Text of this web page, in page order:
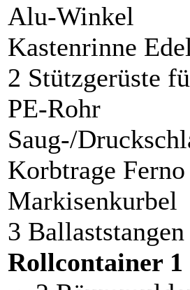
Alu-Winkel
Kastenrinne
2 Stützgerüste
PE-Rohr
Saug-/
Korbtrage
Markisenkurbel
3 Ballaststangen
Rollcontainer